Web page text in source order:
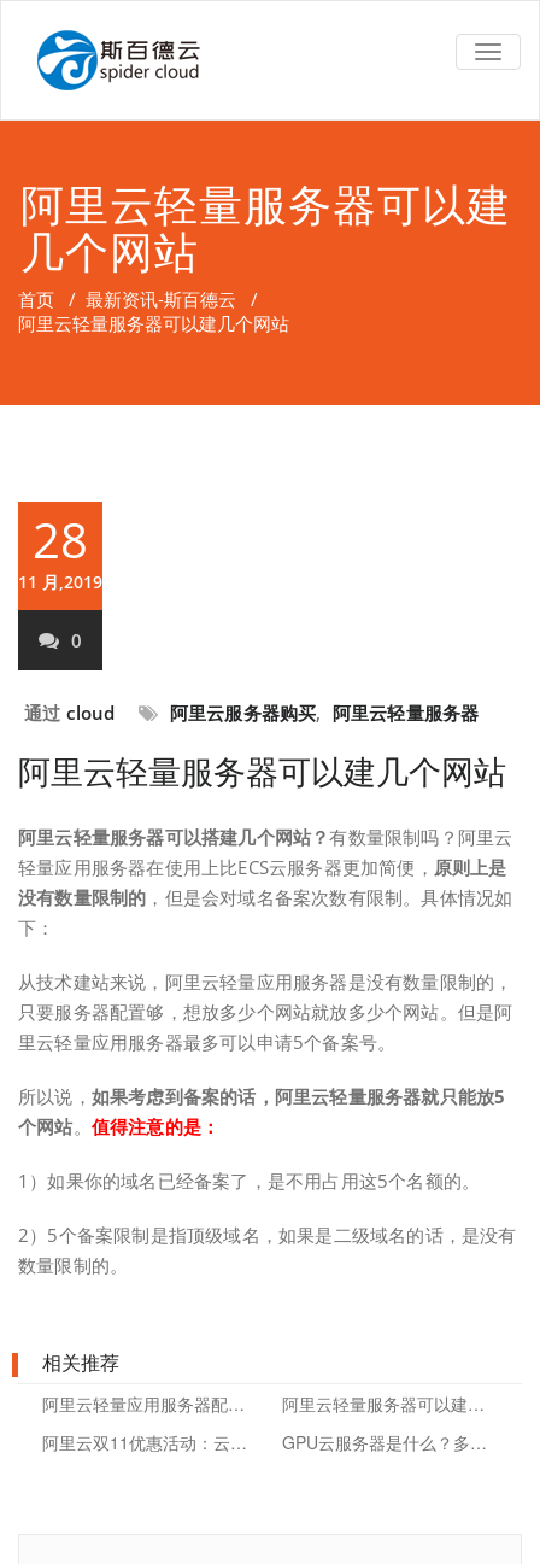
阿里云轻量服务器可以建
几个网站
首页 / 最新资讯-斯百德云 /
阿里云轻量服务器可以建几个网站
28
11 月,2019
0
通过 cloud 阿里云服务器购买, 阿里云轻量服务器
阿里云轻量服务器可以建几个网站
阿里云轻量服务器可以搭建几个网站？有数量限制吗？阿里云
轻量应用服务器在使用上比ECS云服务器更加简便， 原则上是
没有数量限制的 ，但是会对域名备案次数有限制。具体情况如
下：
从技术建站来说，阿里云轻量应用服务器是没有数量限制的，
只要服务器配置够，想放多少个网站就放多少个网站。但是阿
里云轻量应用服务器最多可以申请5个备案号。
所以说， 如果考虑到备案的话，阿里云轻量服务器就只能放5
个网站。 值得注意的是：
1）如果你的域名已经备案了，是不用占用这5个名额的。
2）5个备案限制是指顶级域名，如果是二级域名的话，是没有
数量限制的。
相关推荐
阿里云轻量应用服务器配置升级步骤
阿里云轻量服务器可以建几个网站
阿里云双11优惠活动：云服务器86元/年
GPU云服务器是什么？多少钱？